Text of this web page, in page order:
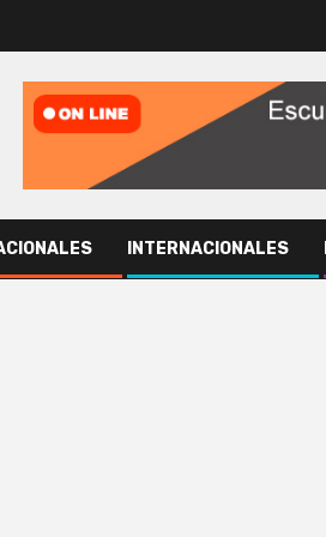
INTERNACIONALES